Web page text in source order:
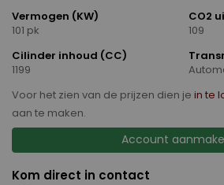
Vermogen (KW)
101 pk
CO2
109
Cilinder inhoud (CC)
1199
Voor het zien van de prijzen dien je in te
aan te maken.
Account
Kom direct in contact